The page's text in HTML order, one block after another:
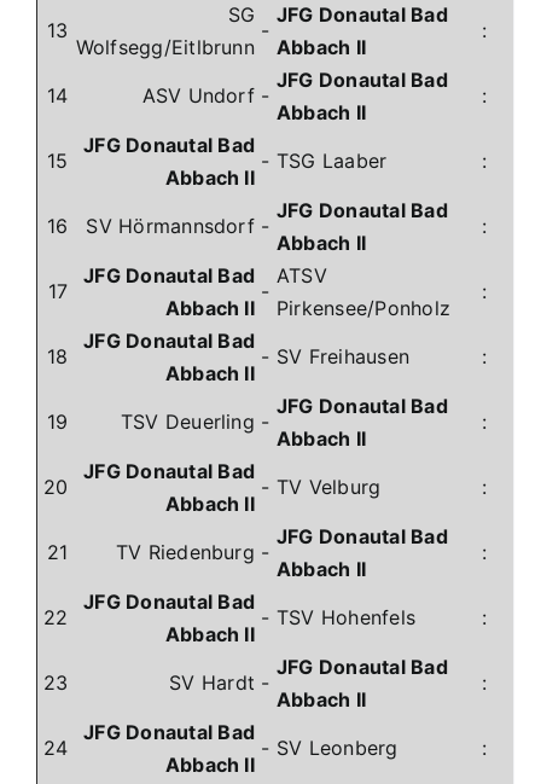
13
SG
Wolfsegg/Eitlbrunn
-
JFG Donautal Bad
Abbach II
:
14 ASV Undorf-
JFG Donautal Bad
Abbach II
:
15
JFG Donautal Bad
Abbach II
- TSG Laaber :
16 SV Hörmannsdorf-
JFG Donautal Bad
Abbach II
:
17
JFG Donautal Bad
Abbach II
-
ATSV
Pirkensee/Ponholz
:
18
JFG Donautal Bad
Abbach II
- SV Freihausen :
19 TSV Deuerling -
JFG Donautal Bad
Abbach II
:
20
JFG Donautal Bad
Abbach II
- TV Velburg :
21 TV Riedenburg -
JFG Donautal Bad
Abbach II
:
22
JFG Donautal Bad
Abbach II
- TSV Hohenfels :
23 SV Hardt -
JFG Donautal Bad
Abbach II
:
24
JFG Donautal Bad
Abbach II
- SV Leonberg :